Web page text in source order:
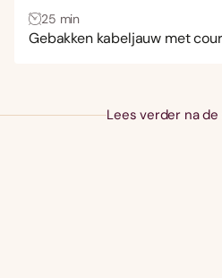
Frans
25 min
Gebakken kabeljauw met
Lees verder na